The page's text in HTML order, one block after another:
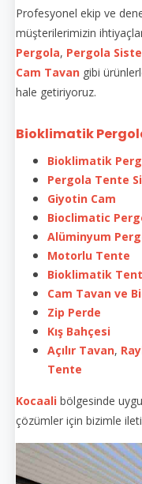
Profesyonel ekip ve
müşterilerimizin
Pergola, Pergola
Cam Tavan gibi
hale getiriyoruz.
Bioklimatik
Bioklimatik
Pergola Tente
Giyotin Cam
Bioclimatic
Alüminyum
Motorlu Tente
Bioklimatik
Cam Tavan ve
Zip Perde
Kış Bahçesi
Açılır Tavan,
Tente
Kocaali bölgesinde
çözümler için bizimle